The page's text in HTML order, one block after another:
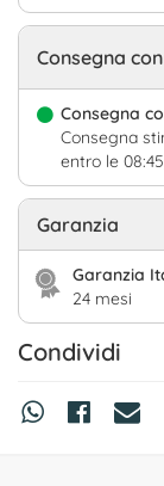
Consegna
Consegna
Consegna
entro le
Garanzia
Garanzia
24 mesi
Condividi